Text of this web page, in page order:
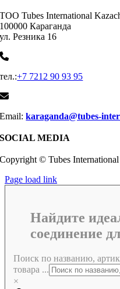
ТОО Tubes International
100000 Караганда
ул. Резника 16
тел.:+7 7212 90 93 95
Email:karaganda@tubes-
SOCIAL MEDIA
Copyright © Tubes International
Page load link
Найдите
соединение
Поиск по названию,
товара ...
×